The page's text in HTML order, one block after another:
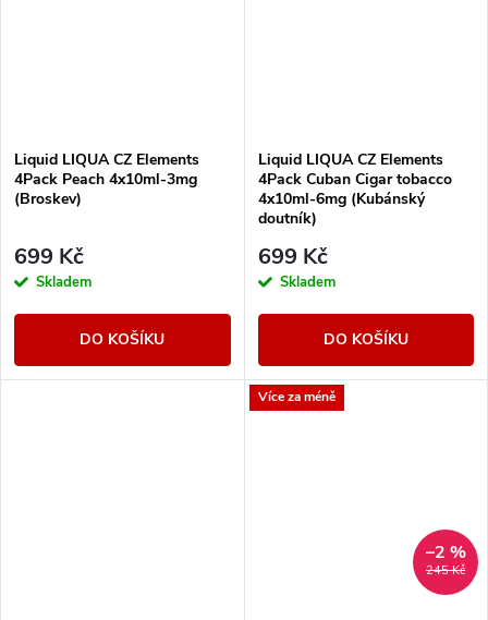
Liquid LIQUA CZ Elements
4Pack Peach 4x10ml-3mg
(Broskev)
699 Kč
Skladem
DO KOŠÍKU
Liquid LIQUA CZ Elements
4Pack Cuban Cigar tobacco
4x10ml-6mg (Kubánský
doutník)
699 Kč
Skladem
DO KOŠÍKU
Více za méně
245 Kč
–2 %